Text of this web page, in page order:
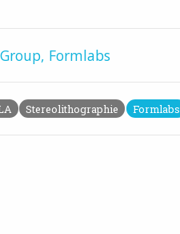
Formlabs
Stereolithographie Formlabs